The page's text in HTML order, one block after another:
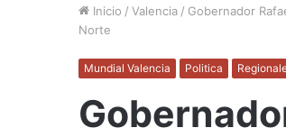
Inicio / Valencia / Gobernador
Norte
Mundial Valencia Politica